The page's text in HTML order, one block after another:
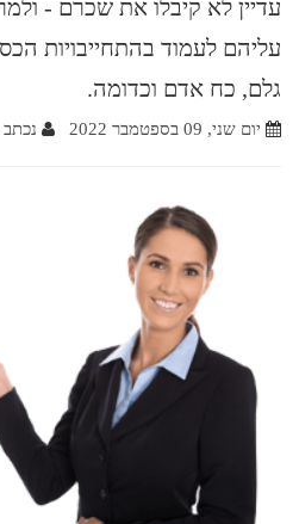
עדיין לא קיבלו את שכרם -
עליהם לעמוד בהתחייבויות
גלם, כח אדם וכדומה.
יום שני, 09 בספטמבר 2022 נכתב